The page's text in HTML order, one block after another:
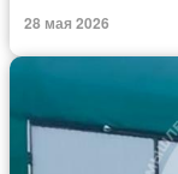
28 мая 2026